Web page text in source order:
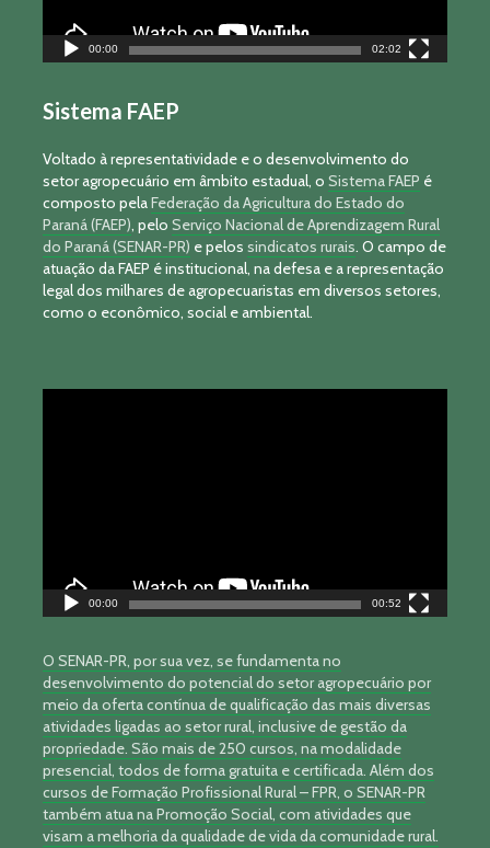
00:00 02:02
Sistema FAEP
Voltado à representatividade e o desenvolvimento do
setor agropecuário em âmbito estadual, o Sistema FAEP é
composto pelaFederação da Agricultura do Estado do
Paraná (FAEP), pelo Serviço Nacional de Aprendizagem Rural
do Paraná (SENAR-PR) e pelos sindicatos rurais. O campo de
atuação da FAEP é institucional, na defesa e a representação
legal dos milhares de agropecuaristas em diversos setores,
como o econômico, social e ambiental.
00:00 00:52
O SENAR-PR, por sua vez, se fundamenta no
desenvolvimento do potencial do setor agropecuário por
meio da oferta contínua de qualificação das mais diversas
atividades ligadas ao setor rural, inclusive de gestão da
propriedade. São mais de 250 cursos, na modalidade
presencial, todos de forma gratuita e certificada. Além dos
cursos de Formação Profissional Rural – FPR, o SENAR-PR
também atua na Promoção Social, com atividades que
visam a melhoria da qualidade de vida da comunidade rural.